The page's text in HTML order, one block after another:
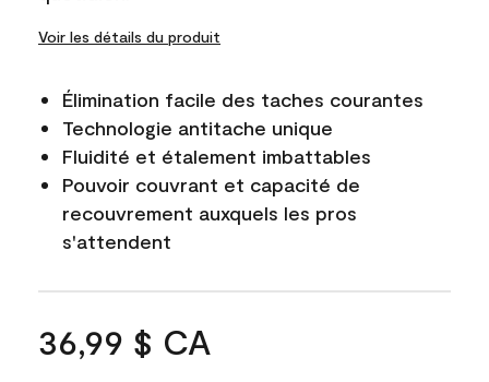
Voir les détails du produit
Élimination facile des taches courantes
Technologie antitache unique
Fluidité et étalement imbattables
Pouvoir couvrant et capacité de
recouvrement auxquels les pros
s'attendent
36,99 $ CA